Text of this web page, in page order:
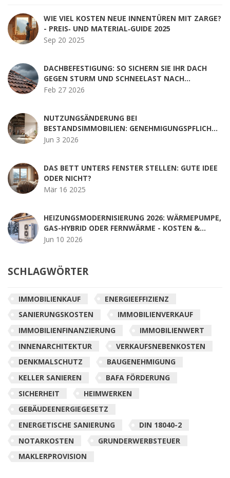
WIE VIEL KOSTEN NEUE INNENTÜREN MIT ZARGE?
- PREIS‑ UND MATERIAL‑GUIDE 2025
Sep 20 2025
DACHBEFESTIGUNG: SO SICHERN SIE IHR DACH
GEGEN STURM UND SCHNEELAST NACH
AKTUELLEM STANDARD
Feb 27 2026
NUTZUNGSÄNDERUNG BEI
BESTANDSIMMOBILIEN: GENEHMIGUNGSPFLICHT
PRÜFEN & RISIKEN VERMEIDEN
Jun 3 2026
DAS BETT UNTERS FENSTER STELLEN: GUTE IDEE
ODER NICHT?
Mär 16 2025
HEIZUNGSMODERNISIERUNG 2026: WÄRMEPUMPE,
GAS-HYBRID ODER FERNWÄRME - KOSTEN &
FÖRDERUNG IM CHECK
Jun 10 2026
SCHLAGWÖRTER
IMMOBILIENKAUF
ENERGIEEFFIZIENZ
SANIERUNGSKOSTEN
IMMOBILIENVERKAUF
IMMOBILIENFINANZIERUNG
IMMOBILIENWERT
INNENARCHITEKTUR
VERKAUFSNEBENKOSTEN
DENKMALSCHUTZ
BAUGENEHMIGUNG
KELLER SANIEREN
BAFA FÖRDERUNG
SICHERHEIT
HEIMWERKEN
GEBÄUDEENERGIEGESETZ
ENERGETISCHE SANIERUNG
DIN 18040-2
NOTARKOSTEN
GRUNDERWERBSTEUER
MAKLERPROVISION